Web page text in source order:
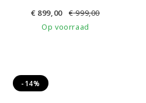
€ 899,00 €999,00
Op voorraad
-14%